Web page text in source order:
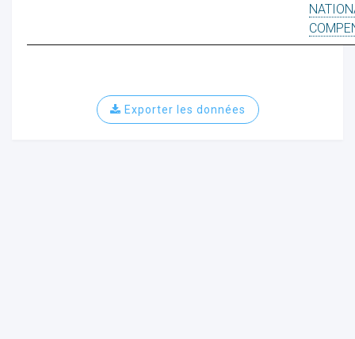
Exporter les données